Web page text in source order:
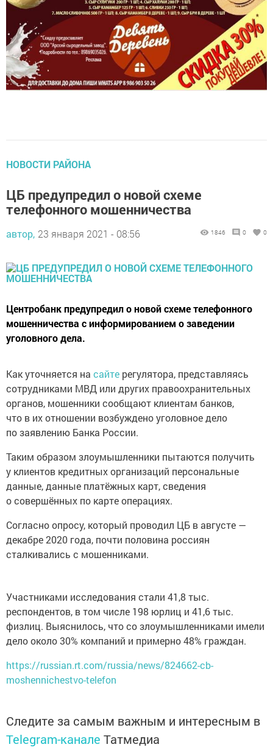
НОВОСТИ РАЙОНА
ЦБ предупредил о новой схеме
телефонного мошенничества
мошенничества с информированием о заведении
уголовного дела.
сотрудниками МВД или других правоохранительных
органов, мошенники сообщают клиентам банков,
что в их отношении возбуждено уголовное дело
по заявлению Банка России.
у клиентов кредитных организаций персональные
данные, данные платёжных карт, сведения
о совершённых по карте операциях.
декабре 2020 года, почти половина россиян
сталкивались с мошенниками.
респондентов, в том числе 198 юрлиц и 41,6 тыс.
физлиц. Выяснилось, что со злоумышленниками имели
дело около 30% компаний и примерно 48% граждан.
moshennichestvo-telefon
Telegram-каналеТатмедиа